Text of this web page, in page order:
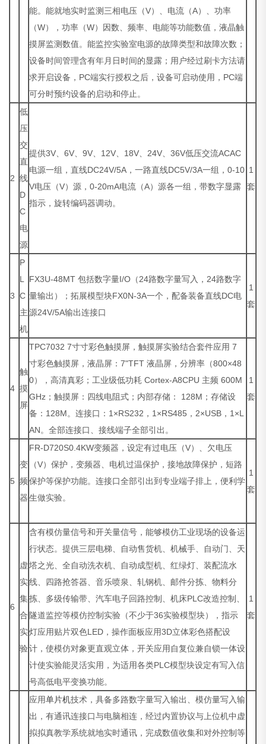
能。能就地实时监测三相电压（V）、电流（A）、功率
（W），功率（W）因数、频率、电能等功能数值，液晶触
摸屏监测数值。能监控实验室电源的故障类型和故障次数；
设备时间管理含有年月日时间的显露；用户经过刷卡方法请
求开启设备，PC端实行授权之后，设备可启动使用，PC端
可分时预约设备的启动和停止。
2
低
压
交
直
线
D
C
电
源
提供3V、6V、9V、12V、18V、24V、36V低压交流ACAC
电源一组，直线DC24V/5A，一路直线DC5V/3A一组，0-10
V电压（V）源，0-20mA电流（A）源各一组，带数字显露
指示，旋转编码器调动。
1
套
3
P
L
C
主
机
FX3U-48MT 包括数字量I/O（24路数字量写入，24路数字
量输出）；拓展模型块FX0N-3A一个，配备装备直线DC电
源24V/5A输出连接口
1
套
4
触
摸
屏
TPC7032 7寸寸彩色触摸屏，触摸屏实验结合套件应用 7
寸彩色触摸屏，液晶屏：7"TFT 液晶屏，分辨率（800×48
0），高清真彩；工业级低功耗 Cortex-A8CPU 主频 600M
GHz；触摸屏：四线电阻式；内部存储： 128M；存储设
备：128M。连接口：1×RS232，1×RS485，2×USB，1×L
AN。全部连接口、接线端子全部引出。
1
套
5
变
频
器
FR-D720S0.4KW变频器，设定有过电压（V）、欠电压
（V）保护，变频器、电机过温保护，接地故障保护，短路
保护等保护功能。连接口全部引出到专业端子排上，便利学
生做实验。
1
套
6
虚
实
集
合
实
验
含有模仿量信号和开关量信号，能够模仿工业现场的设备运
行状态。提供三层电梯、自动售货机、机械手、自动门、天
塔之光、全自动洗衣机、自动成型机、红绿灯、装配流水
线、四路抢答器、音乐喷泉、轧钢机、邮件分拣、物料分
拣、多级传输带、汽车电子回路控制、机床PLC改造控制、
隧道监控等模仿控制实验（不少于36实验模型块），指示
灯应用贴片双色LED，操作面板应用3D立体彩色搭配设
计，使模仿对象更直观立体，开关应用自复位兼自锁一体设
计使实验能灵活实用，为适用各类PLC模型块设定有写入信
号高低电平变换功能。
1
套
应用单片机技术，具备多路数字量写入输出、模仿量写入输
出，有通讯连接口与电脑相连，经过内置协议与上位机中虚
拟拟真教学系统就地实时通讯，完成数值收集和对外控制等